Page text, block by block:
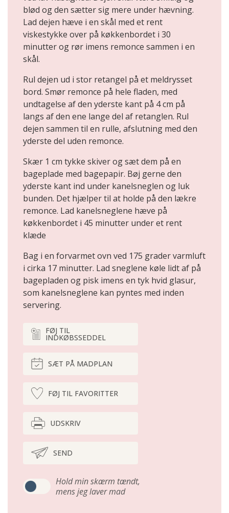
blød og den sætter sig mere under hævning.
Lad dejen hæve i en skål med et rent
viskestykke over på køkkenbordet i 30
minutter og rør imens remonce sammen i en
skål.
Rul dejen ud i stor retangel på et meldrysset
bord. Smør remonce på hele fladen, med
undtagelse af den yderste kant på 4 cm på
langs af den ene lange del af retanglen. Rul
dejen sammen til en rulle, afslutning med den
yderste del uden remonce.
Skær 1 cm tykke skiver og sæt dem på en
bageplade med bagepapir. Bøj gerne den
yderste kant ind under kanelsneglen og luk
bunden. Det hjælper til at holde på den lækre
remonce. Lad kanelsneglene hæve på
køkkenbordet i 45 minutter under et rent
klæde
Bag i en forvarmet ovn ved 175 grader varmluft
i cirka 17 minutter. Lad sneglene køle lidt af på
bagepladen og pisk imens en tyk hvid glasur,
som kanelsneglene kan pyntes med inden
servering.
FØJ TIL
INDKØBSSEDDEL
SÆT PÅ MADPLAN
FØJ TIL FAVORITTER
UDSKRIV
SEND
Hold min skærm tændt,
mens jeg laver mad